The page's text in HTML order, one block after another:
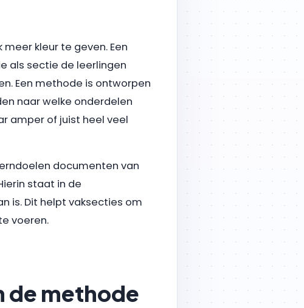
kleur te geven. Een
als sectie de leerlingen
Een methode is ontworpen
naar welke onderdelen
amper of juist heel veel
documenten van
staat in de
is. Dit helpt vaksecties om
voeren.
de methode